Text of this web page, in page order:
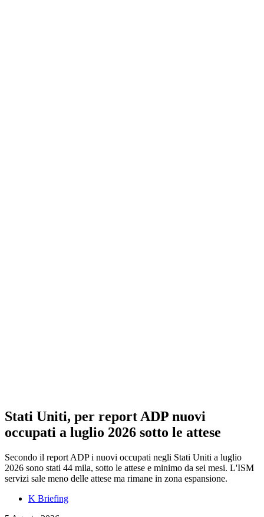
Stati Uniti, per report ADP nuovi
occupati a luglio 2026 sotto le attese
Secondo il report ADP i nuovi occupati negli Stati Uniti a luglio
2026 sono stati 44 mila, sotto le attese e minimo da sei mesi. L'ISM
servizi sale meno delle attese ma rimane in zona espansione.
K Briefing